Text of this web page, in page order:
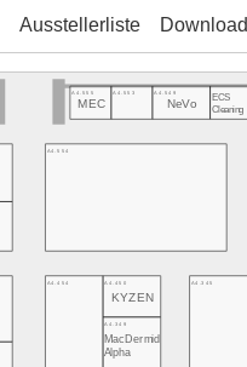
Ausstellerliste Download
A4.454
A4.349
MacDermid
Alpha
A4.345
A4.450
KYZEN
A4.554
A4.555
MEC
A4.553 A4.549
NeVo ECS
Cleaning